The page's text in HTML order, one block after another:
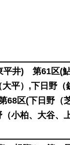
平井) 第61区(
平）,下日野
68区(下日野（
小柏、大谷、